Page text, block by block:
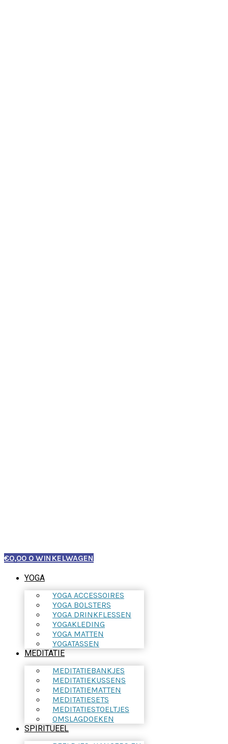
€0,00 0 WINKELWAGEN
YOGA
YOGA ACCESSOIRES
YOGA BOLSTERS
YOGA DRINKFLESSEN
YOGAKLEDING
YOGA MATTEN
YOGATASSEN
MEDITATIE
MEDITATIEBANKJES
MEDITATIEKUSSENS
MEDITATIEMATTEN
MEDITATIESETS
MEDITATIESTOELTJES
OMSLAGDOEKEN
SPIRITUEEL